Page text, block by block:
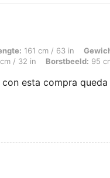
cm / 63 in, Gewicht: 67 kg /
161 cm / 63 in
/ 32 in Borstbeeld: 95
esta compra